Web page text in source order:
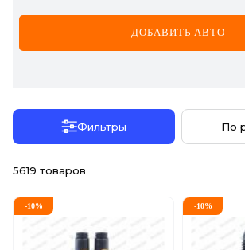
CHEVROLET
CHRYSLER
DS
ДОБАВИТЬ АВТО
Фильтры По
5619 товаров
-10% -10%